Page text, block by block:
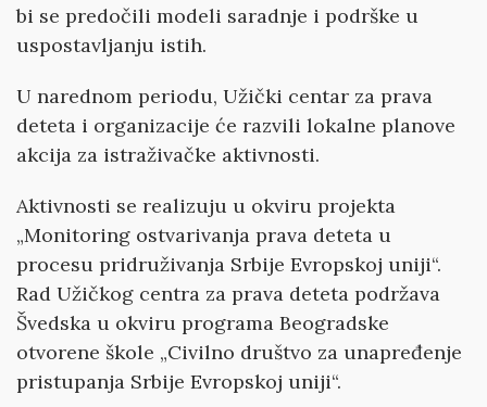
bi se predočili modeli saradnje i podrške u
uspostavljanju istih.
U narednom periodu, Užički centar za prava
deteta i organizacije će razvili lokalne planove
akcija za istraživačke aktivnosti.
Aktivnosti se realizuju u okviru projekta
„Monitoring ostvarivanja prava deteta u
procesu pridruživanja Srbije Evropskoj uniji“.
Rad Užičkog centra za prava deteta podržava
Švedska u okviru programa Beogradske
otvorene škole „Civilno društvo za unapređenje
pristupanja Srbije Evropskoj uniji“.